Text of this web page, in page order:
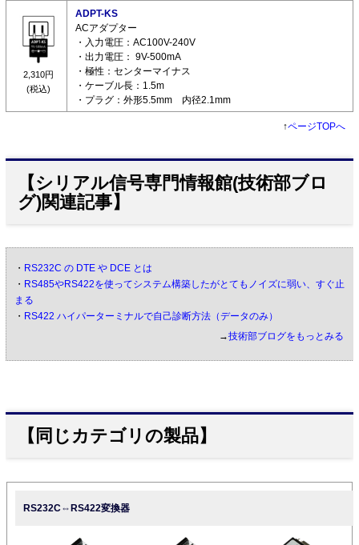
2,310円
(税込)
ADPT-KS
ACアダプター
・入力電圧：AC100V-240V
・出力電圧： 9V-500mA
・極性：センターマイナス
・ケーブル長：1.5m
・プラグ：外形5.5mm 内径2.1mm
↑ページTOPへ
【シリアル信号専門情報館(技術部ブロ
グ)関連記事】
・ RS232C の DTE や DCE とは
・ RS485やRS422を使ってシステム構築したがとてもノイズに弱い、すぐ止
まる
・ RS422 ハイパーターミナルで自己診断方法（データのみ）
→技術部ブログをもっとみる
【同じカテゴリの製品】
RS232C⇔RS422変換器